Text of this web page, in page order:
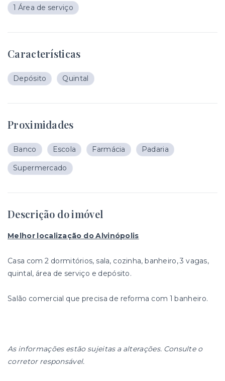
1 Área de serviço
Características
Depósito Quintal
Proximidades
Banco Escola Farmácia Padaria
Supermercado
Descrição do imóvel
Melhor localização do Alvinópolis
Casa com 2 dormitórios, sala, cozinha, banheiro, 3 vagas,
quintal, área de serviço e depósito.
Salão comercial que precisa de reforma com 1 banheiro.
As informações estão sujeitas a alterações. Consulte o
corretor responsável.